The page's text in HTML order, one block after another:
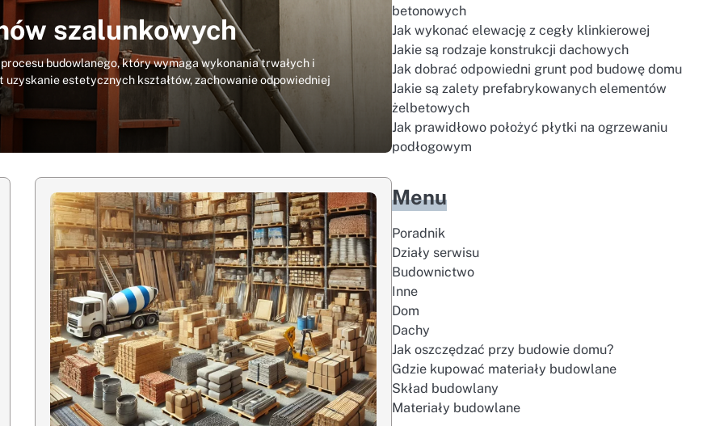
szalunkowych
budowlanego, który wymaga wykonania trwałych i
estetycznych kształtów, zachowanie odpowiedniej
betonowych
Jak wykonać elewację z cegły klinkierowej
Jakie są rodzaje konstrukcji dachowych
Jak dobrać odpowiedni grunt pod budowę domu
Jakie są zalety prefabrykowanych elementów
żelbetowych
Jak prawidłowo położyć płytki na ogrzewaniu
podłogowym
Menu
Poradnik
Działy serwisu
Budownictwo
Inne
Dom
Dachy
Jak oszczędzać przy budowie domu?
Gdzie kupować materiały budowlane
Skład budowlany
Materiały budowlane